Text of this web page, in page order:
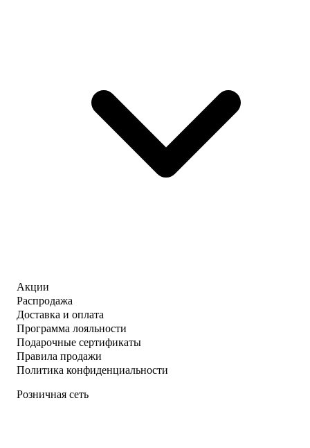
Акции
Распродажа
Доставка и оплата
Программа лояльности
Подарочные сертификаты
Правила продажи
Политика конфиденциальности
Розничная сеть